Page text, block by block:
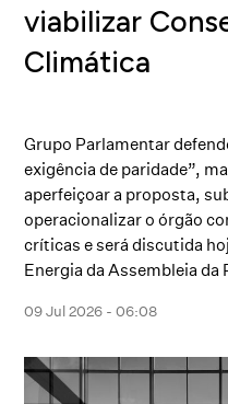
viabilizar
Climática
Grupo Parlamentar
exigência de paridade”,
aperfeiçoar a proposta,
operacionalizar o órgão
críticas e será discutida
Energia da Assembleia da
09 Jul 2026 - 06:08